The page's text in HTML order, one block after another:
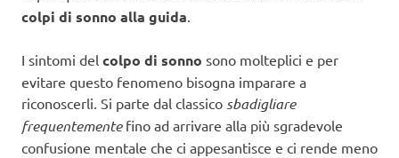
colpi di sonno alla guida
I sintomi del colpo di sonno sono molteplici e per
evitare questo fenomeno bisogna imparare a
riconoscerli. Si parte dal classico sbadigliare
frequentemente fino ad arrivare alla più sgradevole
confusione mentale che ci appesantisce e ci rende meno